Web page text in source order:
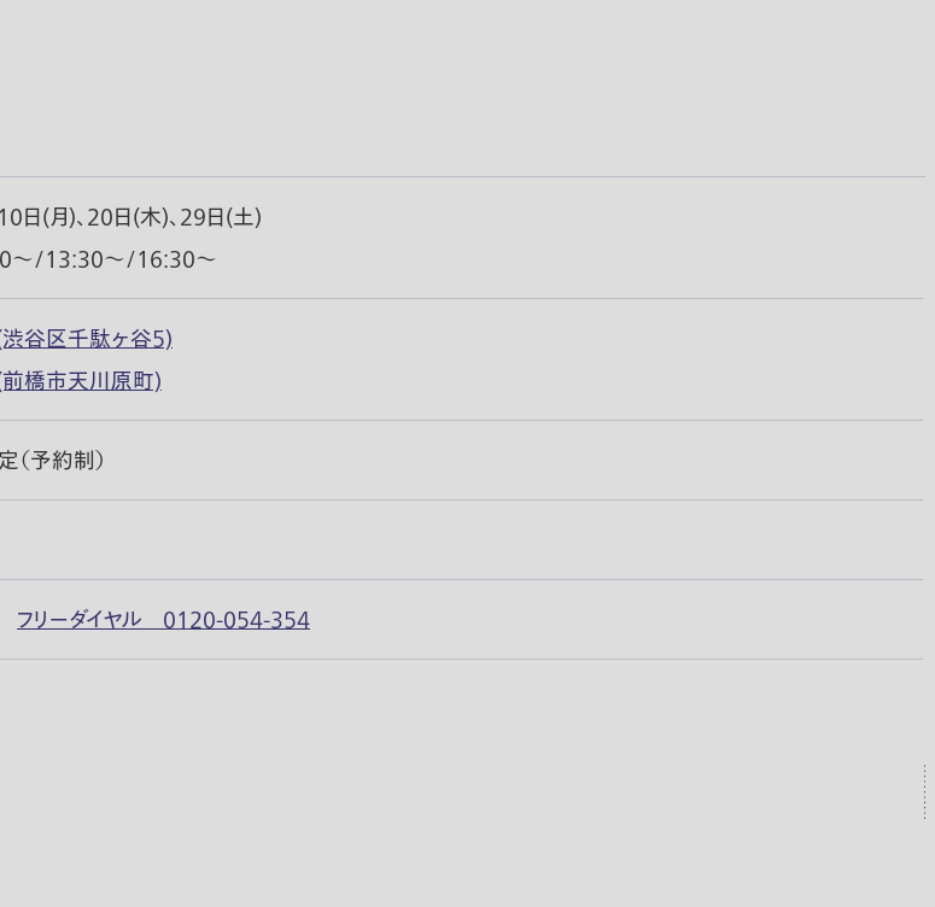
日(月)、20日(木)、29日(土)
〜/13:30〜/16:30〜
谷区千駄ヶ谷5)
橋市天川原町)
予約制）
フリーダイヤル 0120-054-354